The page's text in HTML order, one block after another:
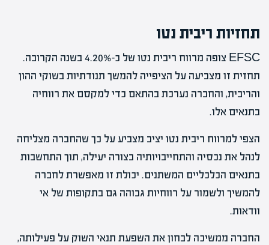
תחזיות ריבית נטו
EFSC צופה מרווח ריבית נטו של כ-4.20% בשנה הקרובה.
תחזית זו מצביעה על הציפייה להמשך תנודתיות בשוקי ההון
והריבית, והחברה נערכת בהתאם כדי למקסם את רווחיה
בתנאים אלו.
הצפי למרווח ריבית נטו יציב מצביע על כך שהחברה מצליחה
לנהל את נכסיה והתחייבויותיה בצורה יעילה, תוך התחשבות
בתנאים הכלכליים המשתנים. יכולת זו מאפשרת לחברה
להמשיך ולשמור על רווחיות גבוהה גם בתקופות של אי
וודאות.
החברה ממשיכה לבחון את השפעת תנאי השוק על פעילותה,